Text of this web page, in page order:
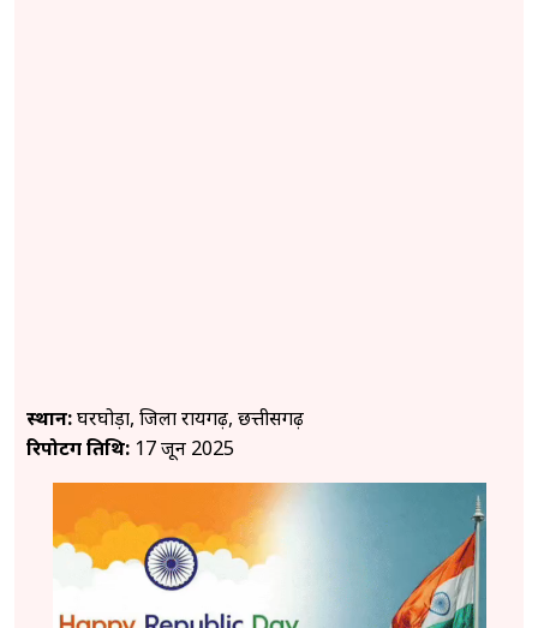
स्थान:घरघोड़ा, जिला रायगढ़, छत्तीसगढ़
रिपोर्टिंग तिथि: 17 जून 2025